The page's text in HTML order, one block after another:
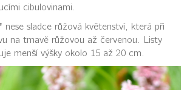
cibulovinami.
nese sladce růžová květenství, která při
na tmavě růžovou až červenou. Listy
menší výšky okolo 15 až 20 cm.